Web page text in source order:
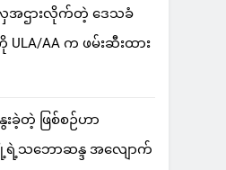
အဌားလိုက်တဲ့ ဒေသခံ
ULA/AA က ဖမ်းဆီးထား
းခဲ့တဲ့ ဖြစ်စဉ်ဟာ
ျို့ရဲ့သဘောဆန္ဒ အလျောက်